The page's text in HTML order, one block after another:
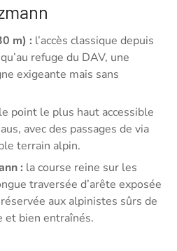
m) : l’accès classique depuis
refuge du DAV, une
exigeante mais sans
le point le plus haut accessible
avec des passages de via
terrain alpin.
: la course reine sur les
traversée d’arête exposée
aux alpinistes sûrs de
et bien entraînés.